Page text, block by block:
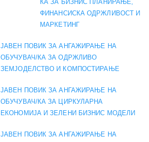
КА ЗА БИЗНИС ПЛАНИРАЊЕ,
ФИНАНСИСКА ОДРЖЛИВОСТ И
МАРКЕТИНГ
ЈАВЕН ПОВИК ЗА АНГАЖИРАЊЕ НА
ОБУЧУВАЧ/КА ЗА ОДРЖЛИВО
ЗЕМЈОДЕЛСТВО И КОМПОСТИРАЊЕ
ЈАВЕН ПОВИК ЗА АНГАЖИРАЊЕ НА
ОБУЧУВАЧ/КА ЗА ЦИРКУЛАРНА
ЕКОНОМИЈА И ЗЕЛЕНИ БИЗНИС МОДЕЛИ
ЈАВЕН ПОВИК ЗА АНГАЖИРАЊЕ НА